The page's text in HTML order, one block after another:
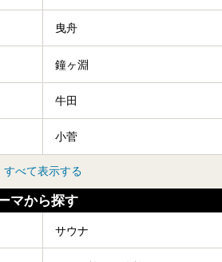
曳舟
鐘ヶ淵
牛田
小菅
すべて表示する
マから探す
サウナ